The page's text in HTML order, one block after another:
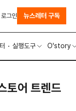
실행도구 O'story
로그인 뉴스레터 구독
토어 트렌드